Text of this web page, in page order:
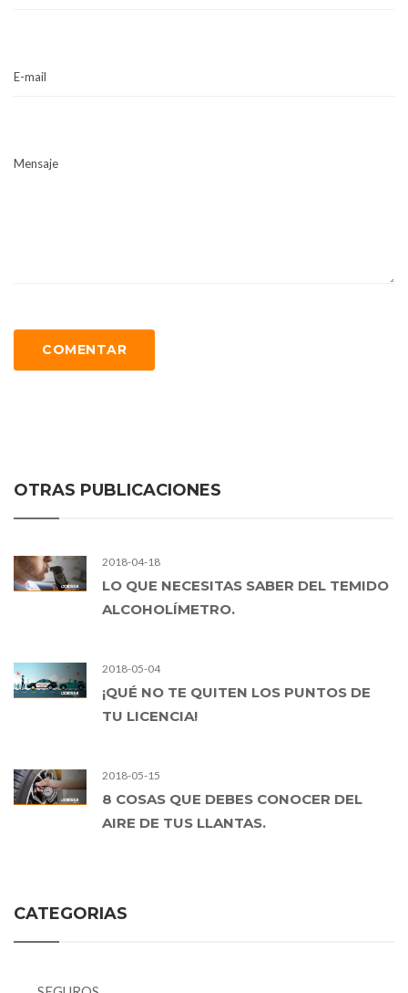
E-mail
Mensaje
COMENTAR
OTRAS PUBLICACIONES
2018-04-18
LO QUE NECESITAS SABER DEL TEMIDO
ALCOHOLÍMETRO.
2018-05-04
¡QUÉ NO TE QUITEN LOS PUNTOS DE
TU LICENCIA!
2018-05-15
8 COSAS QUE DEBES CONOCER DEL
AIRE DE TUS LLANTAS.
CATEGORIAS